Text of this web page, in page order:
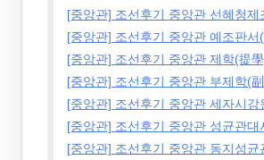
[중앙관] 조선후기 중앙관 선혜청
[중앙관] 조선후기 중앙관 예조판서
[중앙관] 조선후기 중앙관 제학(提
[중앙관] 조선후기 중앙관 부제학(
[중앙관] 조선후기 중앙관 세자시
[중앙관] 조선후기 중앙관 성균관
[중앙관] 조선후기 중앙관 동지성